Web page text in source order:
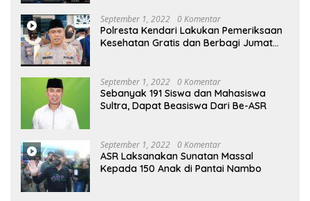
September 1, 2022 0 Komentar
Polresta Kendari Lakukan Pemeriksaan
Kesehatan Gratis dan Berbagi Jumat
September 1, 2022 0 Komentar
Sebanyak 191 Siswa dan Mahasiswa
Sultra, Dapat Beasiswa Dari Be-ASR
September 1, 2022 0 Komentar
ASR Laksanakan Sunatan Massal
Kepada 150 Anak di Pantai Nambo